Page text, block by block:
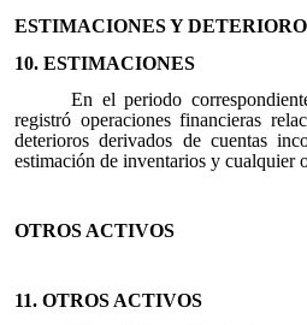
ESTIMACIONES Y
10. ESTIMACIONES
En el periodo
registró operaciones financieras
deterioros derivados de cuentas
estimación de inventarios y cualquier
OTROS ACTIVOS
11. OTROS ACTIVOS